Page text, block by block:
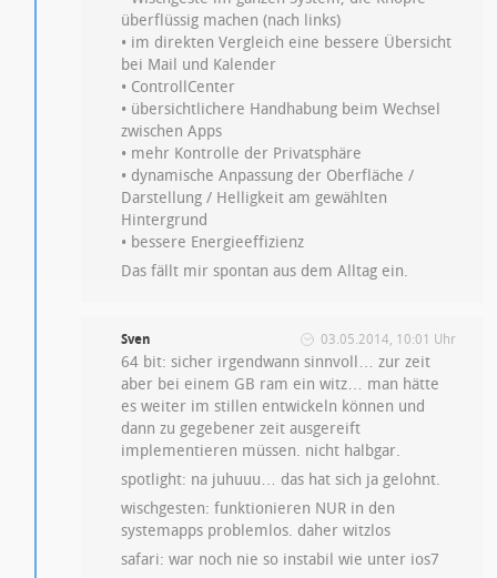
überflüssig machen (nach links)
• im direkten Vergleich eine bessere Übersicht
bei Mail und Kalender
• ControllCenter
• übersichtlichere Handhabung beim Wechsel
zwischen Apps
• mehr Kontrolle der Privatsphäre
• dynamische Anpassung der Oberfläche /
Darstellung / Helligkeit am gewählten
Hintergrund
• bessere Energieeffizienz
Das fällt mir spontan aus dem Alltag ein.
Sven 03.05.2014, 10:01 Uhr
64 bit: sicher irgendwann sinnvoll… zur zeit
aber bei einem GB ram ein witz… man hätte
es weiter im stillen entwickeln können und
dann zu gegebener zeit ausgereift
implementieren müssen. nicht halbgar.
spotlight: na juhuuu… das hat sich ja gelohnt.
wischgesten: funktionieren NUR in den
systemapps problemlos. daher witzlos
safari: war noch nie so instabil wie unter ios7